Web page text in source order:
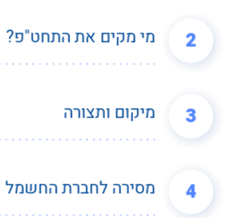
2 מי מקים את התחט"פ?
3 מיקום ותצורה
4 מסירה לחברת החשמל